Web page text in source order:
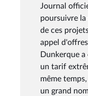
Journal
poursuivre la
de ces
appel
Dunkerque a
un tarif
même
un grand